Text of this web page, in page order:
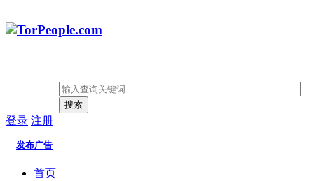
搜索
登录 注册
发布广告
首页